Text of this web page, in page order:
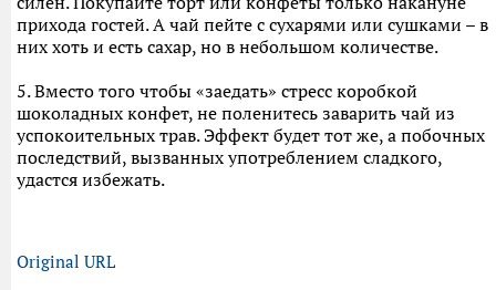
прихода гостей. А чай пейте с сухарями или сушками – в
них хоть и есть сахар, но в небольшом количестве.
5. Вместо того чтобы «заедать» стресс коробкой
шоколадных конфет, не поленитесь заварить чай из
успокоительных трав. Эффект будет тот же, а побочных
последствий, вызванных употреблением сладкого,
удастся избежать.
Original URL